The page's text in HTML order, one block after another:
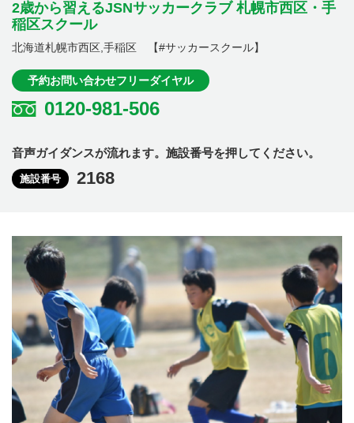
2歳から習えるJSNサッカークラブ 札幌市西区・手
稲区スクール
北海道札幌市西区,手稲区 【#サッカースクール】
予約お問い合わせフリーダイヤル
0120-981-506
音声ガイダンスが流れます。施設番号を押してください。
施設番号 2168